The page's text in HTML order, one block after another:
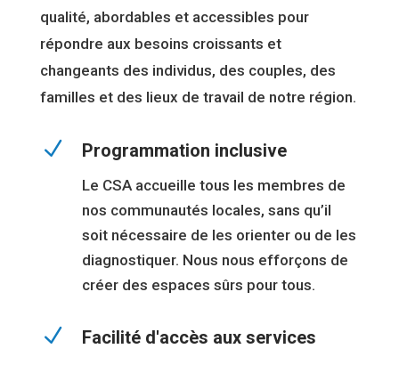
qualité, abordables et accessibles pour
répondre aux besoins croissants et
changeants des individus, des couples, des
familles et des lieux de travail de notre région.
N Programmation inclusive
Le CSA accueille tous les membres de
nos communautés locales, sans qu’il
soit nécessaire de les orienter ou de les
diagnostiquer. Nous nous efforçons de
créer des espaces sûrs pour tous.
N Facilité d'accès aux services